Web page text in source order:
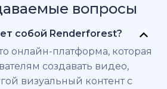
вопросы
собой Renderforest?
онлайн-платформа, которая
создавать видео,
визуальный контент с